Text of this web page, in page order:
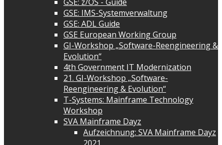
GSE: IMS-Systemverwaltung
GSE: ADL Guide
GSE European Working Group
GI-Workshop „Software-Reengineering &
Evolution“
4th Government IT Modernization
21. GI-Workshop „Software-
Reengineering & Evolution“
T-Systems: Mainframe Technology
Workshop
SVA Mainframe Dayz
Aufzeichnung: SVA Mainframe Dayz